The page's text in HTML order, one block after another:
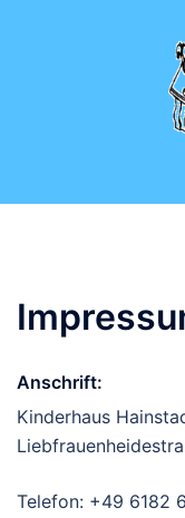
Anschrift:
Kinderhaus
Telefon: +49 6182